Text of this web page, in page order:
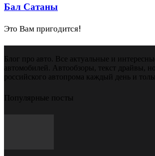
Бал Сатаны
Это Вам пригодится!
Блог про авто. Все актуальные и
автомобилей. Автообзоры, текст драйвы,
российского автопрома каждый день и
Популярные посты